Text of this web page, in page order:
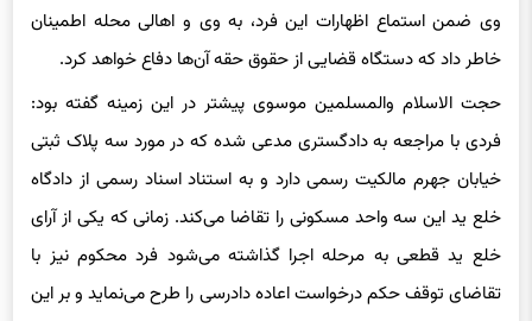
وی ضمن استماع اظهارات این فرد، به وی و اهالی محله اطمینان
خاطر داد که دستگاه قضایی از حقوق حقه آن‌ها دفاع خواهد کرد.
حجت الاسلام والمسلمین موسوی پیشتر در این زمینه گفته بود:
فردی با مراجعه به دادگستری مدعی شده که در مورد سه پلاک ثبتی
خیابان جهرم مالکیت رسمی دارد و به استناد اسناد رسمی از دادگاه
خلع ید این سه واحد مسکونی را تقاضا می‌کند. زمانی که یکی از آرای
خلع ید قطعی به مرحله اجرا گذاشته می‌شود فرد محکوم نیز با
تقاضای توقف حکم درخواست اعاده دادرسی را طرح می‌نماید و بر این